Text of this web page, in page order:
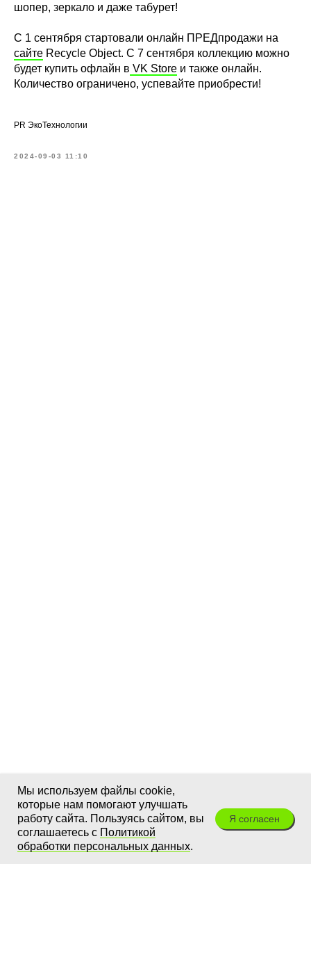
шопер, зеркало и даже табурет!
С 1 сентября стартовали онлайн ПРЕДпродажи на
сайте Recycle Object. С 7 сентября коллекцию можно
будет купить офлайн в VK Store и также онлайн.
Количество ограничено, успевайте приобрести!
PR ЭкоТехнологии
2024-09-03 11:10
Мы используем файлы cookie,
которые нам помогают улучшать
работу сайта. Пользуясь сайтом, вы
соглашаетесь с Политикой
обработки персональных данных.
Я согласен